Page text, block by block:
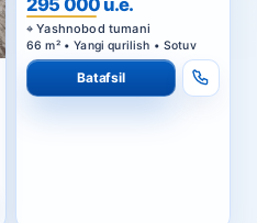
Yashnobod tumani
66 m² • Yangi qurilish • Sotuv
Batafsil